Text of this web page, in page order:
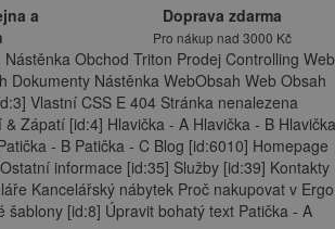
a
Doprava zdarma
Pro nákup nad 3000 Kč
Obchod Triton Prodej Controlling Web
Dokumenty Nástěnka WebObsah Web Obsah
Vlastní CSS E 404 Stránka nenalezena
Zápatí [id:4] Hlavička - A Hlavička - B
- B Patička - C Blog [id:6010] Homepage
informace [id:35] Služby [id:39] Kontakty
Kancelářský nábytek Proč nakupovat v Ergo
šablony [id:8] Úpravit bohatý text Patička - A